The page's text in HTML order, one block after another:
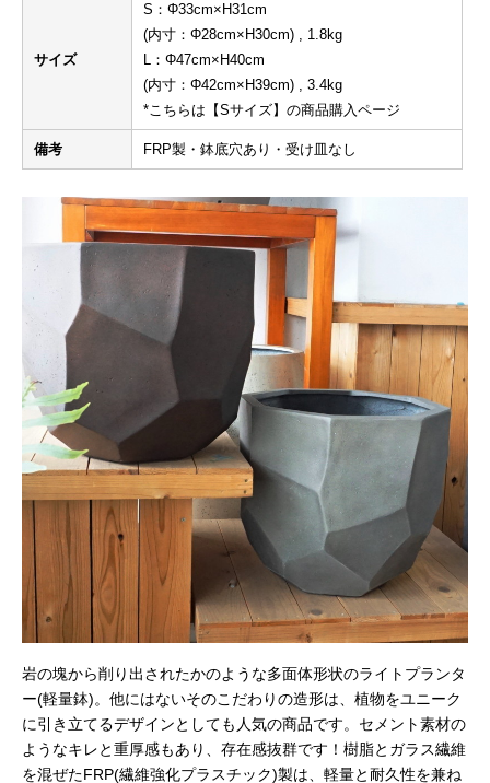
サイズ
S：Φ33cm×H31cm
(内寸：Φ28cm×H30cm) , 1.8kg
L：Φ47cm×H40cm
(内寸：Φ42cm×H39cm) , 3.4kg
*こちらは【Sサイズ】の商品購入ページ
備考 FRP製・鉢底穴あり・受け皿なし
岩の塊から削り出されたかのような多面体形状のライトプランタ
ー(軽量鉢)。他にはないそのこだわりの造形は、植物をユニーク
に引き立てるデザインとしても人気の商品です。セメント素材の
ようなキレと重厚感もあり、存在感抜群です！樹脂とガラス繊維
を混ぜたFRP(繊維強化プラスチック)製は、軽量と耐久性を兼ね